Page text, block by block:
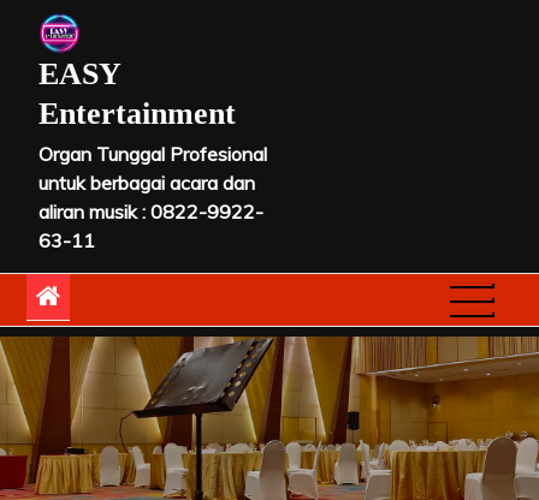
contentEASY
Entertainment
Organ Tunggal Profesional
untuk berbagai acara dan
aliran musik : 0822-9922-
63-11